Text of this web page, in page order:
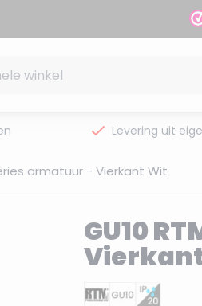
Levering uit
armatuur - Vierkant Wit
GU10